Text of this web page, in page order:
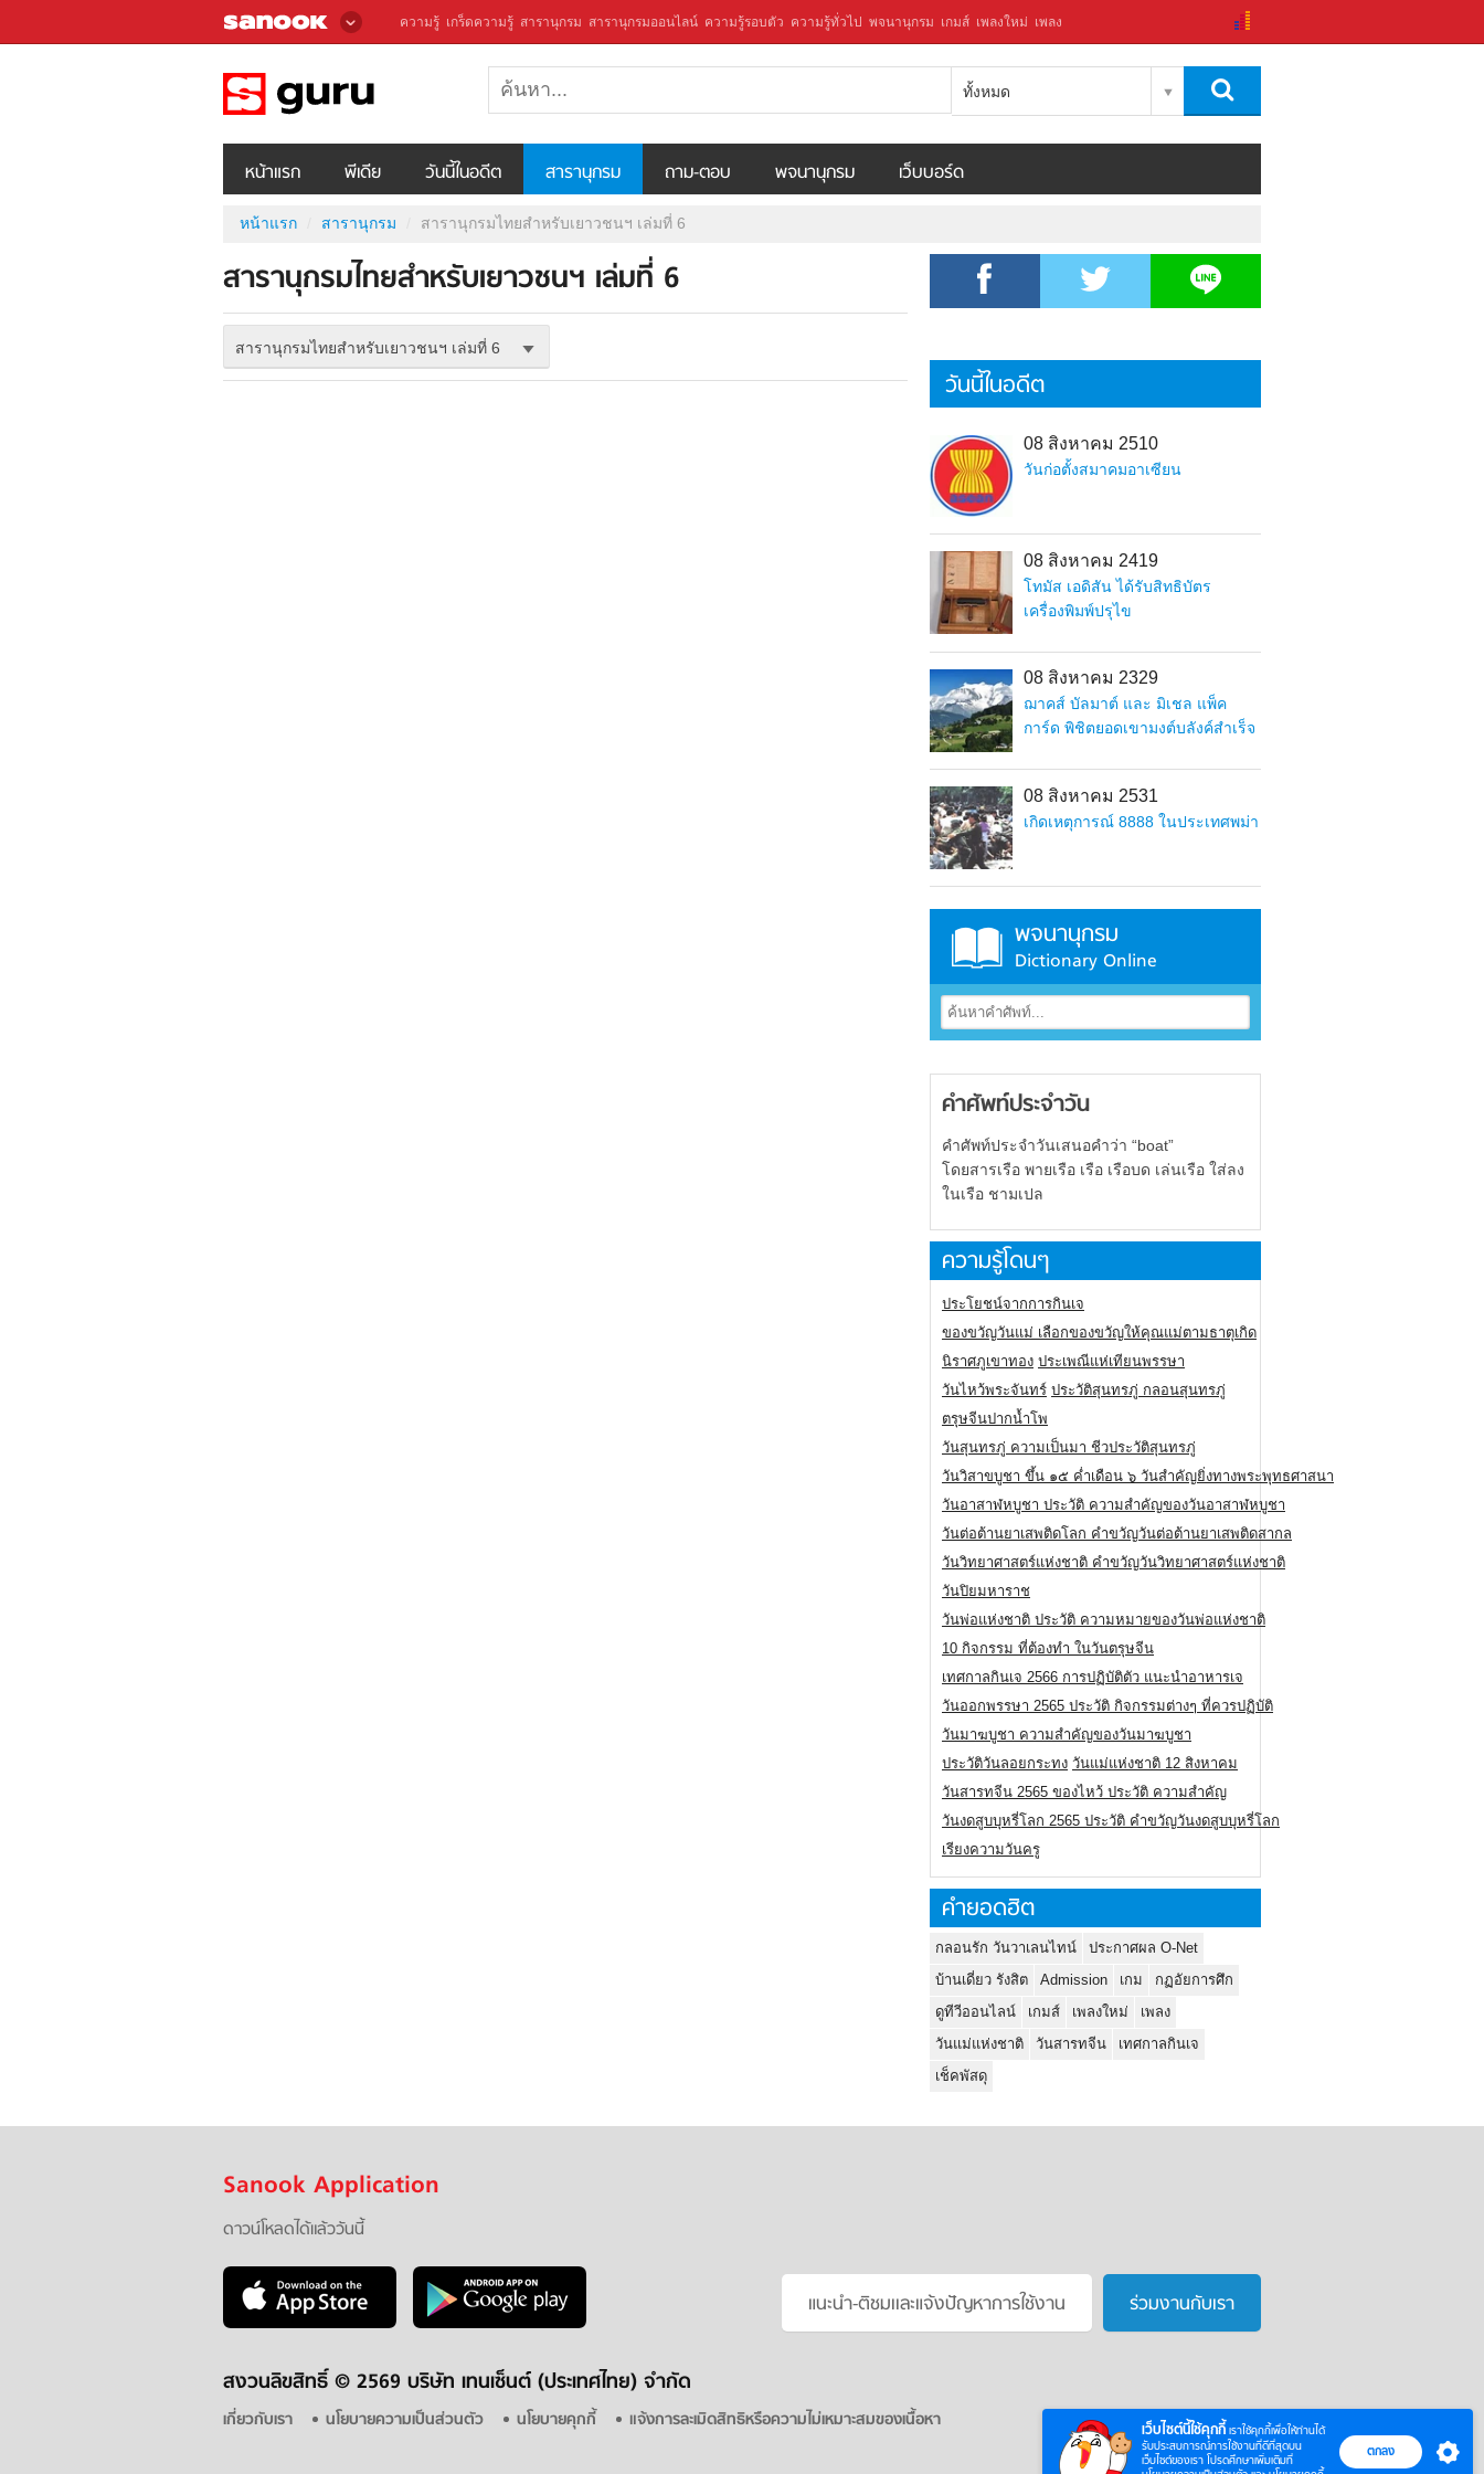
เว็บไซต์นี้ใช้คุกกี้ เราใช้คุกกี้เพื่อให้ท่านได้
รับประสบการณ์การใช้งานที่ดีที่สุดบน
เว็บไซต์ของเรา โปรดศึกษาเพิ่มเติมที่
ตกลง
ความรู้ เกร็ดความรู้ สารานุกรม สารานุกรมออนไลน์ ความรู้รอบตัว ความรู้ทั่วไป พจนานุกรม เกมส์ เพลงใหม่ เพลง
ทั้งหมด
หน้าแรก พีเดีย วันนี้ในอดีต สารานุกรม ถาม-ตอบ พจนานุกรม เว็บบอร์ด
หน้าแรก สารานุกรม สารานุกรมไทยสำหรับเยาวชนฯ เล่มที่ 6
สารานุกรมไทยสำหรับเยาวชนฯ เล่มที่ 6
สารานุกรมไทยสำหรับเยาวชนฯ เล่มที่ 6
วันนี้ในอดีต
08 สิงหาคม 2510
วันก่อตั้งสมาคมอาเซียน
08 สิงหาคม 2419
โทมัส เอดิสัน ได้รับสิทธิบัตร
เครื่องพิมพ์ปรุไข
08 สิงหาคม 2329
ฌาคส์ บัลมาต์ และ มิเชล แพ็ค
การ์ด พิชิตยอดเขามงต์บลังค์สำเร็จ
08 สิงหาคม 2531
เกิดเหตุการณ์ 8888 ในประเทศพม่า
พจนานุกรม
Dictionary Online
คำศัพท์ประจำวัน
คำศัพท์ประจำวันเสนอคำว่า “boat”
โดยสารเรือ พายเรือ เรือ เรือบด เล่นเรือ ใส่ลง
ในเรือ ชามเปล
ความรู้โดนๆ
ประโยชน์จากการกินเจ
ของขวัญวันแม่ เลือกของขวัญให้คุณแม่ตามธาตุเกิด
นิราศภูเขาทอง ประเพณีแห่เทียนพรรษา
วันไหว้พระจันทร์ ประวัติสุนทรภู่ กลอนสุนทรภู่
ตรุษจีนปากน้ำโพ
วันสุนทรภู่ ความเป็นมา ชีวประวัติสุนทรภู่
วันวิสาขบูชา ขึ้น ๑๕ ค่ำเดือน ๖ วันสำคัญยิ่งทางพระพุทธศาสนา
วันอาสาฬหบูชา ประวัติ ความสําคัญของวันอาสาฬหบูชา
วันต่อต้านยาเสพติดโลก คำขวัญวันต่อต้านยาเสพติดสากล
วันวิทยาศาสตร์แห่งชาติ คำขวัญวันวิทยาศาสตร์แห่งชาติ
วันปิยมหาราช
วันพ่อแห่งชาติ ประวัติ ความหมายของวันพ่อแห่งชาติ
10 กิจกรรม ที่ต้องทำ ในวันตรุษจีน
เทศกาลกินเจ 2566 การปฏิบัติตัว แนะนำอาหารเจ
วันออกพรรษา 2565 ประวัติ กิจกรรมต่างๆ ที่ควรปฏิบัติ
วันมาฆบูชา ความสำคัญของวันมาฆบูชา
ประวัติวันลอยกระทง วันแม่แห่งชาติ 12 สิงหาคม
วันสารทจีน 2565 ของไหว้ ประวัติ ความสำคัญ
วันงดสูบบุหรี่โลก 2565 ประวัติ คำขวัญวันงดสูบบุหรี่โลก
เรียงความวันครู
คำยอดฮิต
กลอนรัก วันวาเลนไทน์
ประกาศผล O-Net
บ้านเดี่ยว รังสิต
Admission เกม
กฏอัยการศึก
ดูทีวีออนไลน์
เกมส์ เพลงใหม่
เพลง
วันแม่แห่งชาติ
วันสารทจีน
เทศกาลกินเจ
เช็คพัสดุ
Sanook Application
ดาวน์โหลดได้แล้ววันนี้
แนะนำ-ติชมเเละแจ้งปัญหาการใช้งาน ร่วมงานกับเรา
สงวนลิขสิทธิ์ © 2569 บริษัท เทนเซ็นต์ (ประเทศไทย) จำกัด
เกี่ยวกับเรา นโยบายความเป็นส่วนตัว นโยบายคุกกี้ แจ้งการละเมิดสิทธิหรือความไม่เหมาะสมของเนื้อหา